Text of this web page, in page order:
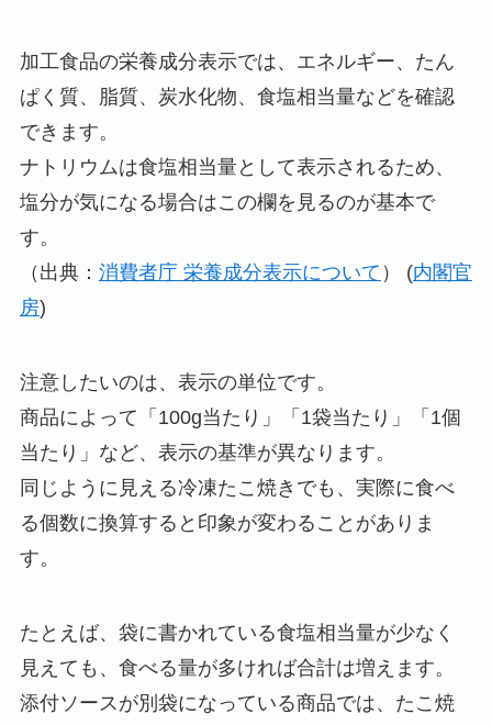
加工食品の栄養成分表示では、エネルギー、たん
ぱく質、脂質、炭水化物、食塩相当量などを確認
できます。
ナトリウムは食塩相当量として表示されるため、
塩分が気になる場合はこの欄を見るのが基本で
す。
（出典： 消費者庁 栄養成分表示について ） (内閣官
房)
注意したいのは、表示の単位です。
商品によって「100g当たり」「1袋当たり」「1個
当たり」など、表示の基準が異なります。
同じように見える冷凍たこ焼きでも、実際に食べ
る個数に換算すると印象が変わることがありま
す。
たとえば、袋に書かれている食塩相当量が少なく
見えても、食べる量が多ければ合計は増えます。
添付ソースが別袋になっている商品では、たこ焼